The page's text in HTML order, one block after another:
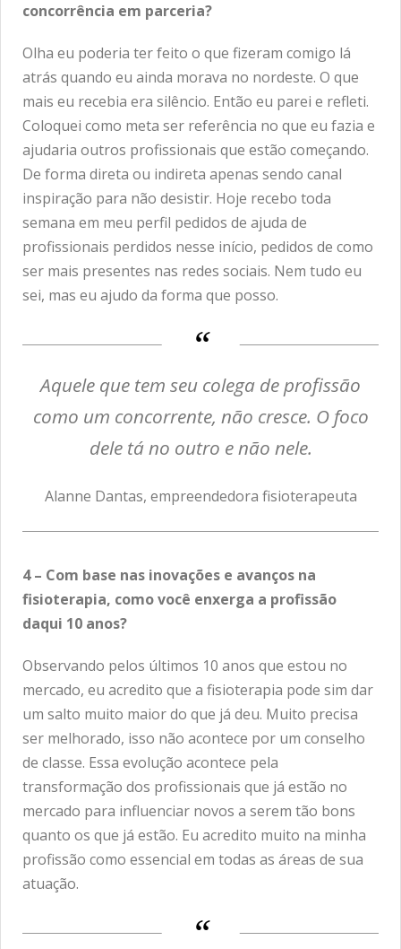
concorrência em parceria?
Olha eu poderia ter feito o que fizeram comigo lá
atrás quando eu ainda morava no nordeste. O que
mais eu recebia era silêncio. Então eu parei e refleti.
Coloquei como meta ser referência no que eu fazia e
ajudaria outros profissionais que estão começando.
De forma direta ou indireta apenas sendo canal
inspiração para não desistir. Hoje recebo toda
semana em meu perfil pedidos de ajuda de
profissionais perdidos nesse início, pedidos de como
ser mais presentes nas redes sociais. Nem tudo eu
sei, mas eu ajudo da forma que posso.
Aquele que tem seu colega de profissão
como um concorrente, não cresce. O foco
dele tá no outro e não nele.
Alanne Dantas, empreendedora fisioterapeuta
4 – Com base nas inovações e avanços na
fisioterapia, como você enxerga a profissão
daqui 10 anos?
Observando pelos últimos 10 anos que estou no
mercado, eu acredito que a fisioterapia pode sim dar
um salto muito maior do que já deu. Muito precisa
ser melhorado, isso não acontece por um conselho
de classe. Essa evolução acontece pela
transformação dos profissionais que já estão no
mercado para influenciar novos a serem tão bons
quanto os que já estão. Eu acredito muito na minha
profissão como essencial em todas as áreas de sua
atuação.